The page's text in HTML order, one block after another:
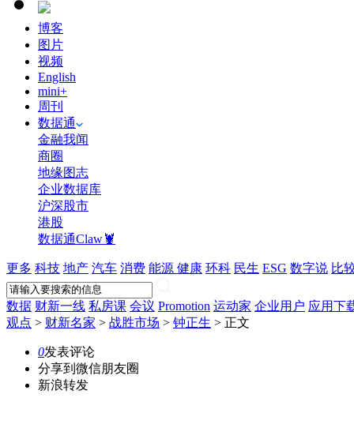
博客
图片
视频
English
mini+
周刊
数据通
金融我闻
商圈
地缘图志
企业数据库
沪深股市
港股
数据通Claw🦞
更多 科技 地产 汽车 消费 能源 健康 环科 民生 ESG 数字说 比
数据 财新一线 私房课 会议 Promotion 运动家 企业用户 应用下
观点 > 财新名家 > 战胜市场 > 钟正生 > 正文
0发表评论
分享到微信朋友圈
新浪转发